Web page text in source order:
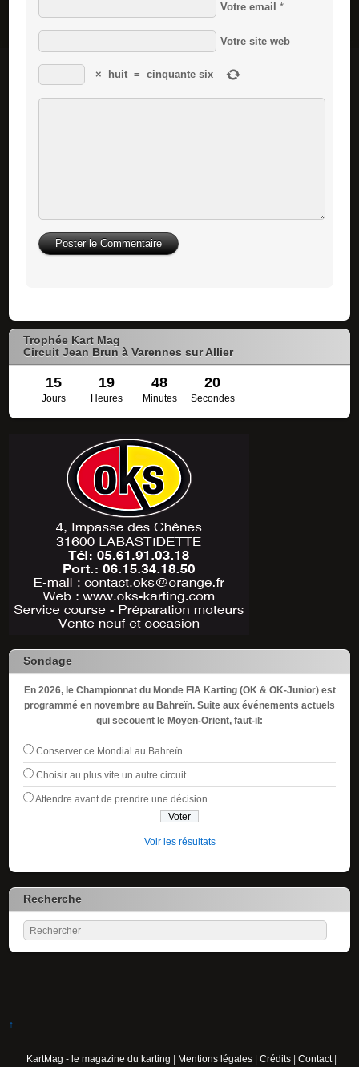
Votre email *
Votre site web
× huit = cinquante six
Trophée Kart Mag
Circuit Jean Brun à Varennes sur Allier
15 19 48 19
Jours Heures Minutes Secondes
Sondage
En 2026, le Championnat du Monde FIA Karting (OK & OK-Junior) est
programmé en novembre au Bahreïn. Suite aux événements actuels
qui secouent le Moyen-Orient, faut-il:
Conserver ce Mondial au Bahreïn
Choisir au plus vite un autre circuit
Attendre avant de prendre une décision
Voir les résultats
Recherche
↑
KartMag - le magazine du karting Mentions légales Crédits Contact|